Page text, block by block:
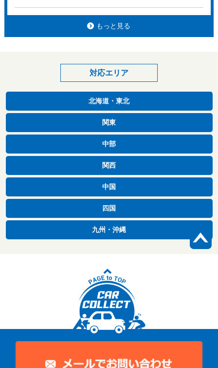
もっと見る
対応エリア
北海道・東北
関東
中部
関西
中国
四国
九州・沖縄